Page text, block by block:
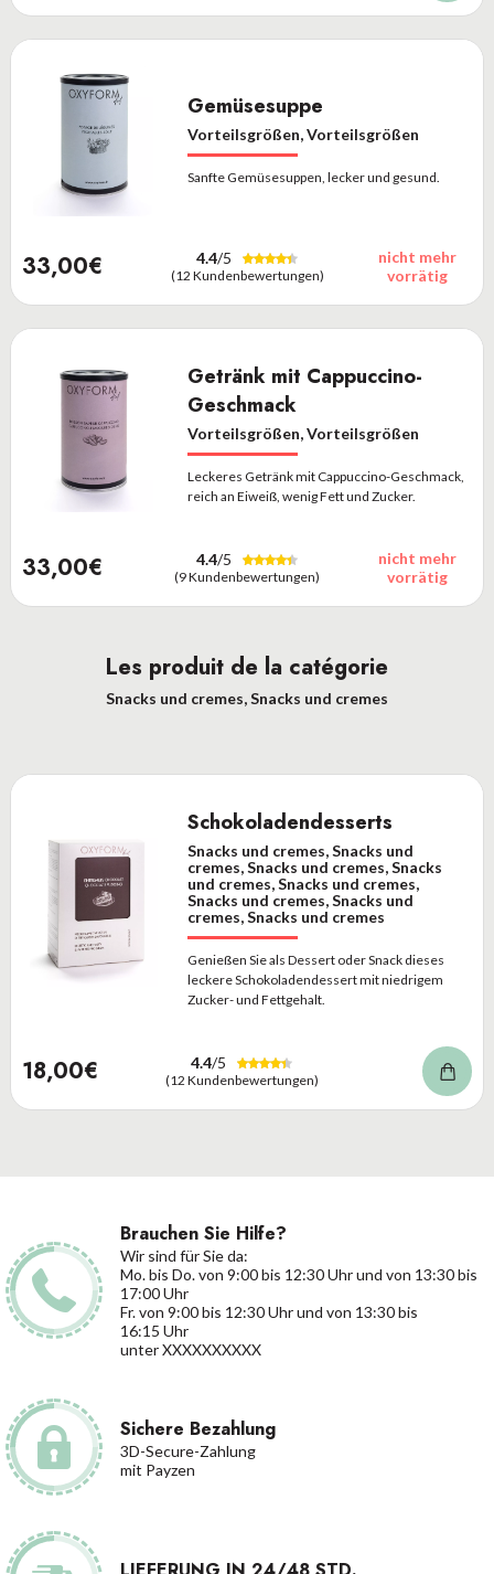
Gemüsesuppe
Vorteilsgrößen, Vorteilsgrößen
Sanfte Gemüsesuppen, lecker und gesund.
33,00€ 4.4/5
(12 Kundenbewertungen)
nicht mehr
vorrätig
Getränk mit Cappuccino-
Geschmack
Vorteilsgrößen, Vorteilsgrößen
Leckeres Getränk mit Cappuccino-Geschmack,
reich an Eiweiß, wenig Fett und Zucker.
33,00€ 4.4/5
(9 Kundenbewertungen)
nicht mehr
vorrätig
Les produit de la catégorie
Snacks und cremes, Snacks und cremes
Schokoladendesserts
Snacks und cremes, Snacks und
cremes, Snacks und cremes, Snacks
und cremes, Snacks und cremes,
Snacks und cremes, Snacks und
cremes, Snacks und cremes
Genießen Sie als Dessert oder Snack dieses
leckere Schokoladendessert mit niedrigem
Zucker- und Fettgehalt.
18,00€ 4.4/5
(12 Kundenbewertungen)
Brauchen Sie Hilfe?
Wir sind für Sie da:
Mo. bis Do. von 9:00 bis 12:30 Uhr und von 13:30 bis
17:00 Uhr
Fr. von 9:00 bis 12:30 Uhr und von 13:30 bis
16:15 Uhr
unter XXXXXXXXXX
Sichere Bezahlung
3D-Secure-Zahlung
mit Payzen